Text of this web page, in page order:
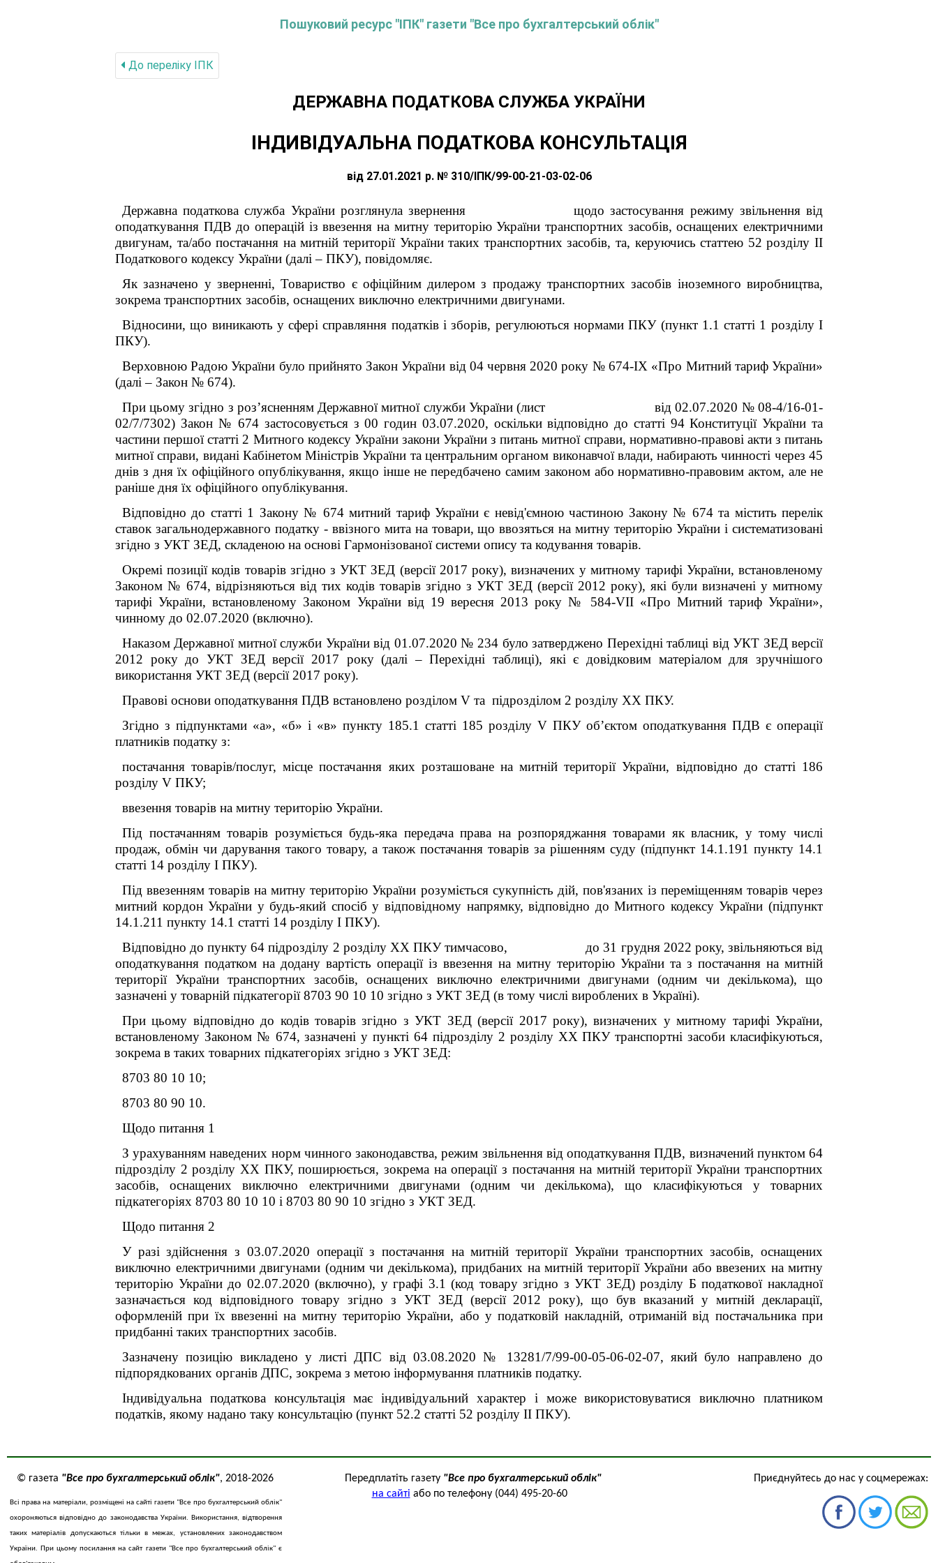
Пошуковий ресурс "ІПК" газети "Все про бухгалтерський облік"
До переліку IПК
ДЕРЖАВНА ПОДАТКОВА СЛУЖБА УКРАЇНИ
ІНДИВІДУАЛЬНА ПОДАТКОВА КОНСУЛЬТАЦІЯ
від 27.01.2021 р. № 310/ІПК/99-00-21-03-02-06
Державна податкова служба України розглянула звернення щодо застосування режиму звільнення від
оподаткування ПДВ до операцій із ввезення на митну територію України транспортних засобів, оснащених електричними
двигунам, та/або постачання на митній території України таких транспортних засобів, та, керуючись статтею 52 розділу ІІ
Податкового кодексу України (далі – ПКУ), повідомляє.
Як зазначено у зверненні, Товариство є офіційним дилером з продажу транспортних засобів іноземного виробництва,
зокрема транспортних засобів, оснащених виключно електричними двигунами.
Відносини, що виникають у сфері справляння податків і зборів, регулюються нормами ПКУ(пункт 1.1 статті 1 розділу І
ПКУ).
Верховною Радою України було прийнято Закон України від 04 червня 2020 року № 674-IX «Про Митний тариф України»
(далі – Закон № 674).
При цьому згідно з роз’ясненням Державної митної служби України (лист від 02.07.2020 № 08-4/16-01-
02/7/7302) Закон № 674 застосовується з 00 годин 03.07.2020, оскільки відповідно до статті 94 Конституції України та
частини першої статті 2 Митного кодексу України закони України з питань митної справи, нормативно-правові акти з питань
митної справи, видані Кабінетом Міністрів України та центральним органом виконавчої влади, набирають чинності через 45
днів з дня їх офіційного опублікування, якщо інше не передбачено самим законом або нормативно-правовим актом, але не
раніше дня їх офіційного опублікування.
Відповідно до статті 1 Закону № 674 митний тариф України є невід'ємною частиною Закону № 674 та містить перелік
ставок загальнодержавного податку - ввізного мита на товари, що ввозяться на митну територію України і систематизовані
згідно з УКТ ЗЕД, складеною на основі Гармонізованої системи опису та кодування товарів.
Окремі позиції кодів товарів згідно з УКТ ЗЕД (версії 2017 року), визначених у митному тарифі України, встановленому
Законом № 674, відрізняються від тих кодів товарів згідно з УКТ ЗЕД (версії 2012 року), які були визначені у митному
тарифі України, встановленому Законом України від 19 вересня 2013 року № 584-VII «Про Митний тариф України»,
чинному до 02.07.2020 (включно).
Наказом Державної митної служби України від 01.07.2020 № 234 було затверджено Перехідні таблиці від УКТ ЗЕД версії
2012 року до УКТ ЗЕД версії 2017 року (далі – Перехідні таблиці), які є довідковим матеріалом для зручнішого
використання УКТ ЗЕД (версії 2017 року).
Правові основи оподаткування ПДВ встановлено розділом V та підрозділом 2 розділу XX ПКУ.
Згідно з підпунктами «а», «б» і «в» пункту 185.1 статті 185 розділу V ПКУ об’єктом оподаткування ПДВ є операції
платників податку з:
постачання товарів/послуг, місце постачання яких розташоване на митній території України, відповідно до статті 186
розділу V ПКУ;
ввезення товарів на митну територію України.
Під постачанням товарів розуміється будь-яка передача права на розпоряджання товарами як власник, у тому числі
продаж, обмін чи дарування такого товару, а також постачання товарів за рішенням суду (підпункт 14.1.191 пункту 14.1
статті 14 розділу I ПКУ).
Під ввезенням товарів на митну територію України розуміється сукупність дій, пов'язаних із переміщенням товарів через
митний кордон України у будь-який спосіб у відповідному напрямку, відповідно до Митного кодексу України (підпункт
14.1.211 пункту 14.1 статті 14 розділу I ПКУ).
Відповідно до пункту 64 підрозділу 2 розділу XX ПКУ тимчасово, до 31 грудня 2022 року, звільняються від
оподаткування податком на додану вартість операції із ввезення на митну територію України та з постачання на митній
території України транспортних засобів, оснащених виключно електричними двигунами (одним чи декількома), що
зазначені у товарній підкатегорії 8703 90 10 10 згідно з УКТ ЗЕД (в тому числі вироблених в Україні).
При цьому відповідно до кодів товарів згідно з УКТ ЗЕД (версії 2017 року), визначених у митному тарифі України,
встановленому Законом № 674, зазначені у пункті 64 підрозділу 2 розділу XX ПКУ транспортні засоби класифікуються,
зокрема в таких товарних підкатегоріях згідно з УКТ ЗЕД:
8703 80 10 10;
8703 80 90 10.
Щодо питання 1
З урахуванням наведених норм чинного законодавства, режим звільнення від оподаткування ПДВ, визначений пунктом 64
підрозділу 2 розділу XX ПКУ, поширюється, зокрема на операції з постачання на митній території України транспортних
засобів, оснащених виключно електричними двигунами (одним чи декількома), що класифікуються у товарних
підкатегоріях 8703 80 10 10 і 8703 80 90 10 згідно з УКТ ЗЕД.
Щодо питання 2
У разі здійснення з 03.07.2020 операції з постачання на митній території України транспортних засобів, оснащених
виключно електричними двигунами (одним чи декількома), придбаних на митній території України або ввезених на митну
територію України до 02.07.2020 (включно), у графі 3.1 (код товару згідно з УКТ ЗЕД) розділу Б податкової накладної
зазначається код відповідного товару згідно з УКТ ЗЕД (версії 2012 року), що був вказаний у митній декларації,
оформленій при їх ввезенні на митну територію України, або у податковій накладній, отриманій від постачальника при
придбанні таких транспортних засобів.
Зазначену позицію викладено у листі ДПС від 03.08.2020 № 13281/7/99-00-05-06-02-07, який було направлено до
підпорядкованих органів ДПС, зокрема з метою інформування платників податку.
Індивідуальна податкова консультація має індивідуальний характер і може використовуватися виключно платником
податків, якому надано таку консультацію (пункт 52.2 статті 52 розділу ІІ ПКУ).
© газета "Все про бухгалтерський облік", 2018-2026
Всі права на матеріали, розміщені на сайті газети "Все про бухгалтерський облік"
охороняються відповідно до законодавства України. Використання, відтворення
таких матеріалів допускаються тільки в межах, установлених законодавством
України. При цьому посилання на сайт газети "Все про бухгалтерський облік" є
Передплатіть газету "Все про бухгалтерський облік"
на сайті або по телефону (044) 495-20-60
Приєднуйтесь до нас у соцмережах: